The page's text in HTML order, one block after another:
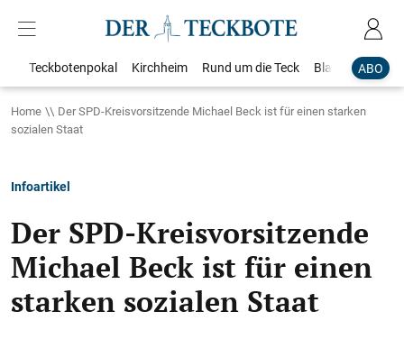
ABO
Teckbotenpokal Kirchheim Rund um die Teck Blaulicht
Home
Der SPD-Kreisvorsitzende Michael Beck ist für einen starken
sozialen Staat
Infoartikel
Der SPD-Kreisvorsitzende
Michael Beck ist für einen
starken sozialen Staat